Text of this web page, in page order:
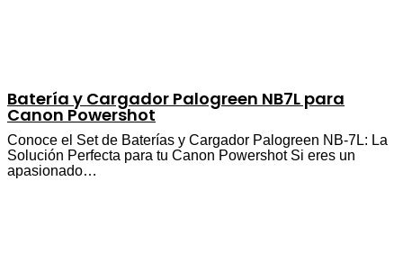
Batería y Cargador Palogreen NB7L para
Canon Powershot
Conoce el Set de Baterías y Cargador Palogreen NB-7L: La
Solución Perfecta para tu Canon Powershot Si eres un
apasionado…